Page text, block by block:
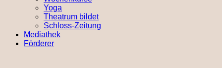
Yoga
Theatrum bildet
Schloss-Zeitung
Mediathek
Förderer